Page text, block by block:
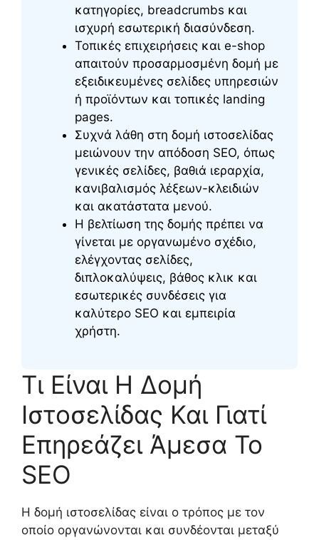
κατηγορίες, breadcrumbs και
ισχυρή εσωτερική διασύνδεση.
Τοπικές επιχειρήσεις και e-shop
απαιτούν προσαρμοσμένη δομή με
εξειδικευμένες σελίδες υπηρεσιών
ή προϊόντων και τοπικές landing
pages.
Συχνά λάθη στη δομή ιστοσελίδας
μειώνουν την απόδοση SEO, όπως
γενικές σελίδες, βαθιά ιεραρχία,
κανιβαλισμός λέξεων-κλειδιών
και ακατάστατα μενού.
Η βελτίωση της δομής πρέπει να
γίνεται με οργανωμένο σχέδιο,
ελέγχοντας σελίδες,
διπλοκαλύψεις, βάθος κλικ και
εσωτερικές συνδέσεις για
καλύτερο SEO και εμπειρία
χρήστη.
Τι Είναι Η Δομή
Ιστοσελίδας Και Γιατί
Επηρεάζει Άμεσα Το
SEO
Η δομή ιστοσελίδας είναι ο τρόπος με τον
οποίο οργανώνονται και συνδέονται μεταξύ